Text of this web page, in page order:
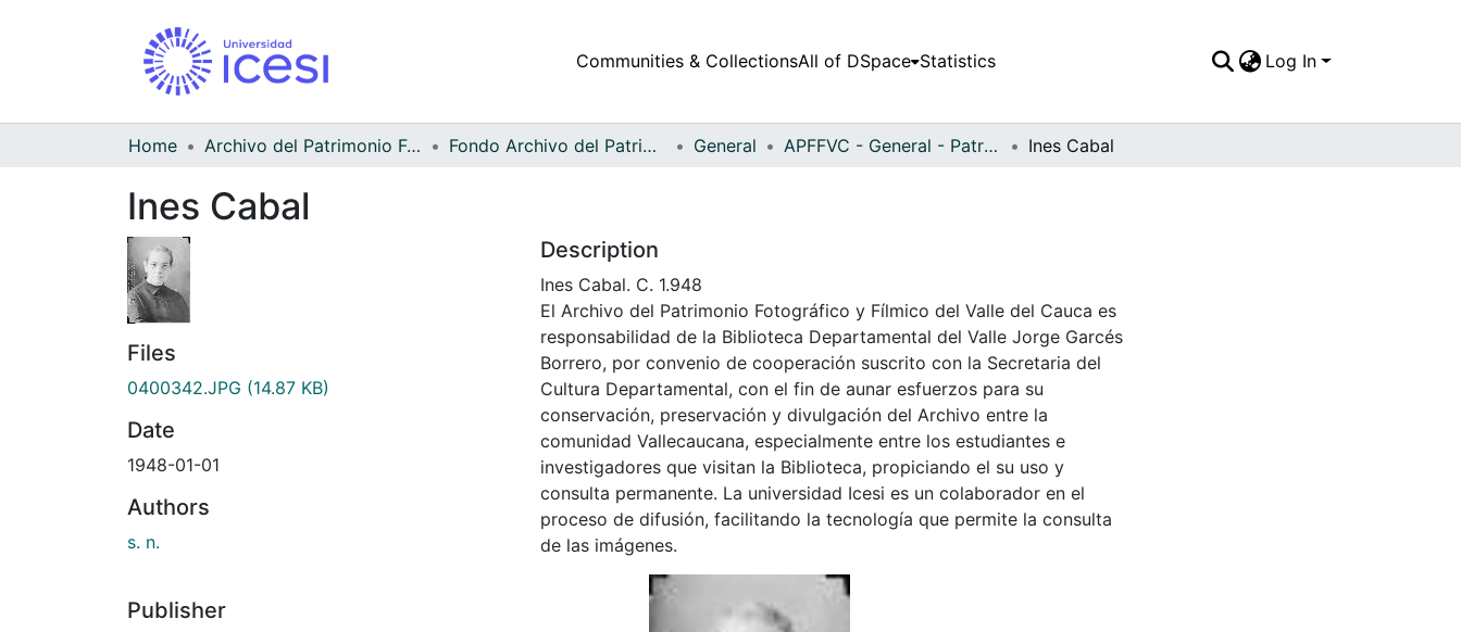
Communities & CollectionsAll of DSpace Statistics Log In
Home Archivo del Patrimonio Fotográfico y Fílmico del Valle del Cauca Fondo Archivo del Patrimonio Fotográfico y Fílmico del Valle del Cauca General APFFVC - General - Patrimonial Ines Cabal
Ines Cabal
Files
0400342.JPG (14.87 KB)
Date
1948-01-01
Authors
s. n.
Publisher
Description
Ines Cabal. C. 1.948
El Archivo del Patrimonio Fotográfico y Fílmico del Valle del Cauca es
responsabilidad de la Biblioteca Departamental del Valle Jorge Garcés
Borrero, por convenio de cooperación suscrito con la Secretaria del
Cultura Departamental, con el fin de aunar esfuerzos para su
conservación, preservación y divulgación del Archivo entre la
comunidad Vallecaucana, especialmente entre los estudiantes e
investigadores que visitan la Biblioteca, propiciando el su uso y
consulta permanente. La universidad Icesi es un colaborador en el
proceso de difusión, facilitando la tecnología que permite la consulta
de las imágenes.